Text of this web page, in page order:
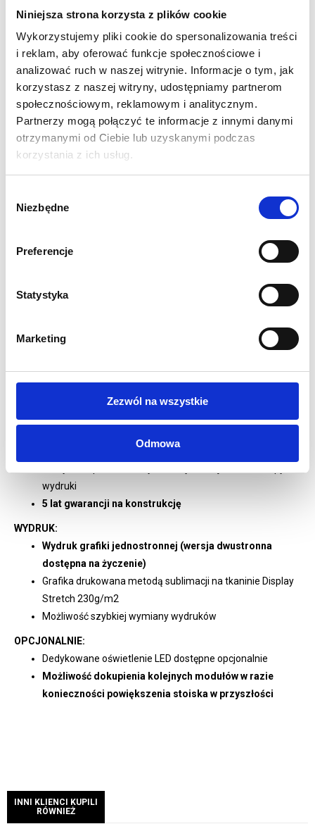
Niniejsza strona korzysta z plików cookie
Wykorzystujemy pliki cookie do spersonalizowania treści
i reklam, aby oferować funkcje społecznościowe i
analizować ruch w naszej witrynie. Informacje o tym, jak
korzystasz z naszej witryny, udostępniamy partnerom
społecznościowym, reklamowym i analitycznym.
Partnerzy mogą połączyć te informacje z innymi danymi
otrzymanymi od Ciebie lub uzyskanymi podczas
korzystania z ich usług.
zgody
Niezbędne
Preferencje
Statystyka
Marketing
Zezwól na wszystkie
Odmowa
łączników.
Każdy element serii Modulate
został zaprojektowany tak, aby
maksymalnie ułatwić jego użytkowanie: ponumerowane
elementy, połączenie typu bungee oraz montaż stóp bez
narzędzi. Dzięki temu
złożenie systemu Modulate jest
dziecinnie proste i pozwala na zmianę konfiguracji stoiska
w ciągu kilku sekund.
torby transportowe. Podłoga nie jest elementem wyposażenia i
SPECYFIKACJA:
(szer.) x 2840 (gł.)
System Modulate wykonany jest z aluminiowych rur o
Oznaczenie poszczególnych elementów dla szybkiego
Każdy element z intuicyjnym oznakowaniem
ułatwiającym montaż
Możliwość szybkiej zmiany ustawień stoiska
wydruki
5 lat gwarancji na konstrukcję
WYDRUK:
Wydruk grafiki jednostronnej (wersja dwustronna
dostępna na życzenie)
Grafika drukowana metodą sublimacji na tkaninie Display
Stretch 230g/m2
Możliwość szybkiej wymiany wydruków
OPCJONALNIE:
Dedykowane oświetlenie LED dostępne opcjonalnie
Możliwość dokupienia kolejnych modułów w razie
konieczności powiększenia stoiska w przyszłości
INNI KLIENCI KUPILI
RÓWNIEŻ